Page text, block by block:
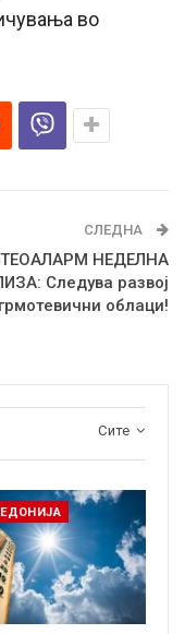
во
СЛЕДНА
НЕДЕЛНА
Следува развој
грмотевични облаци!
Сите